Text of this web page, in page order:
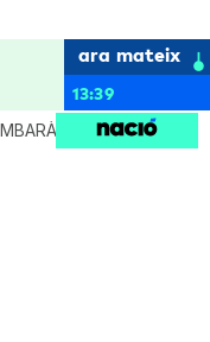
ara mateix
13:39
CRIANÇA